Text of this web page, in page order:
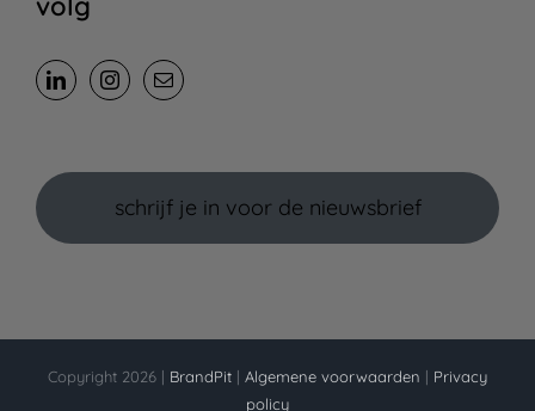
schrijf je in voor de nieuwsbrief
Copyright 2026 | BrandPit | Algemene voorwaarden | Privacy
policy